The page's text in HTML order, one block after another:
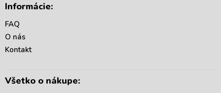
Informácie:
FAQ
O nás
Kontakt
Všetko o nákupe: